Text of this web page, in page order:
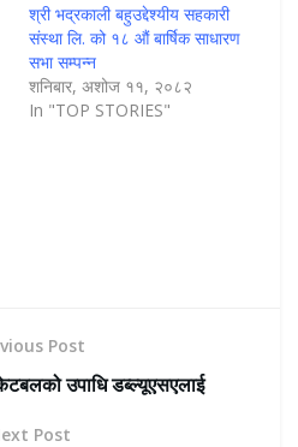
श्री भद्रकाली बहुउद्देश्यीय सहकारी
संस्था लि. को १८ औं बार्षिक साधारण
सभा सम्पन्न
शनिबार, अशोज ११, २०८२
In "TOP STORIES"
Post
उपाधि डब्ल्यूएसएलाई
Post